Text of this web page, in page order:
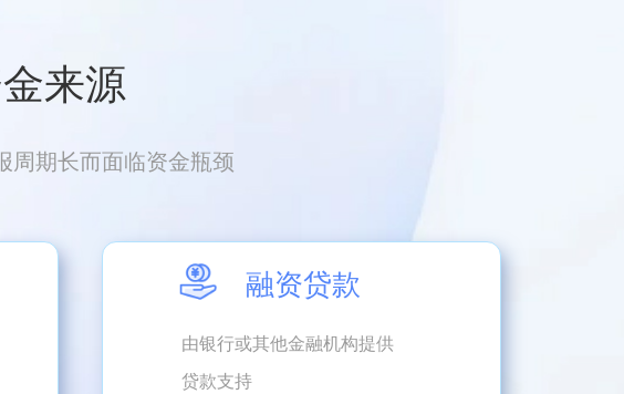
来源
周期长而面临资金瓶颈
融资贷款
由银行或其他金融机构提供
贷款支持